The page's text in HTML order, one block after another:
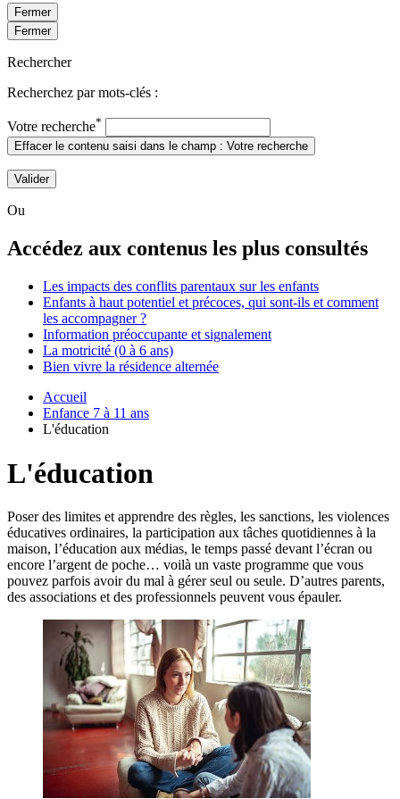
Fermer
Fermer
Rechercher
Recherchez par mots-clés :
Votre recherche*
Effacer le contenu saisi dans le champ : Votre recherche
Valider
Ou
Accédez aux contenus les plus consultés
Les impacts des conflits parentaux sur les enfants
Enfants à haut potentiel et précoces, qui sont-ils et comment
les accompagner ?
Information préoccupante et signalement
La motricité (0 à 6 ans)
Bien vivre la résidence alternée
Accueil
Enfance 7 à 11 ans
L'éducation
L'éducation
Poser des limites et apprendre des règles, les sanctions, les violences
éducatives ordinaires, la participation aux tâches quotidiennes à la
maison, l’éducation aux médias, le temps passé devant l’écran ou
encore l’argent de poche… voilà un vaste programme que vous
pouvez parfois avoir du mal à gérer seul ou seule. D’autres parents,
des associations et des professionnels peuvent vous épauler.